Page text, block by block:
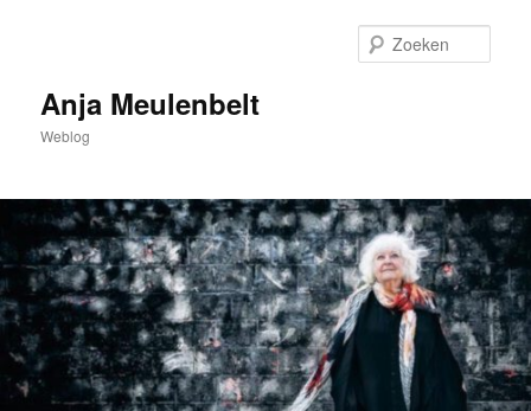
inhoudAnja Meulenbelt
Weblog